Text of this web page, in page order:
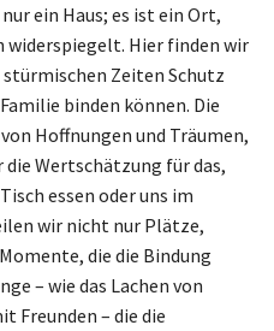
ein Haus; es ist ein Ort,
widerspiegelt. Hier finden wir
Zeiten Schutz
binden können. Die
Hoffnungen und Träumen,
die Wertschätzung für das,
essen oder uns im
wir nicht nur Plätze,
die die Bindung
– wie das Lachen von
Freunden – die die